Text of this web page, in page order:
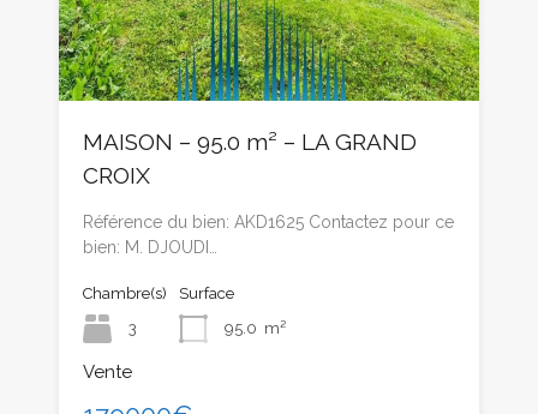
MAISON – 95.0 m² – LA GRAND
CROIX
Référence du bien: AKD1625 Contactez pour ce
bien: M. DJOUDI…
Chambre(s)
3
Surface
95.0 m²
Vente